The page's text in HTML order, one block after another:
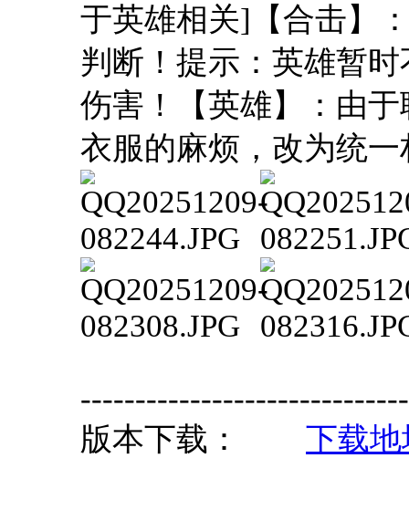
于英雄相关]【合击】
判断！提示：英雄暂
伤害！【英雄】：由
衣服的麻烦，改为统
版本下载： 下载